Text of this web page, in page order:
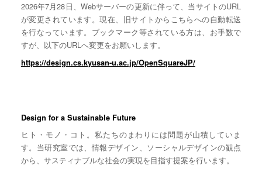
2026年7月28日、Webサーバーの更新に伴って、当サイトのURL
が変更されています。現在、旧サイトからこちらへの自動転送
を行なっています。ブックマーク等されている方は、お手数で
すが、以下のURLへ変更をお願いします。
https://design.cs.kyusan-u.ac.jp/OpenSquareJP/
Design for a Sustainable Future
ヒト・モノ・コト。私たちのまわりには問題が山積していま
す。当研究室では、情報デザイン、ソーシャルデザインの観点
から、サスティナブルな社会の実現を目指す提案を行います。